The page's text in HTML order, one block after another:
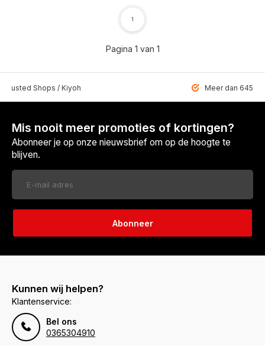
Pagina 1 van 1
1
Shops / Kiyoh Meer dan 6459
Mis nooit meer promoties of kortingen?
Abonneer je op onze nieuwsbrief om op de hoogte te
blijven.
Abonneer
Kunnen wij helpen?
Klantenservice:
Bel ons
0365304910